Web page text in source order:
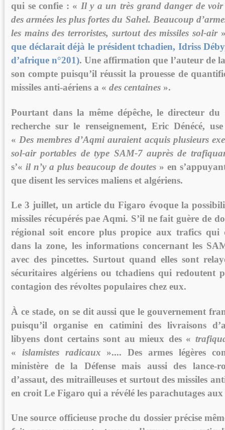
qui se confie : « Il y a un très grand danger de voir
des armées les plus fortes du Sahel. Beaucoup
les mains des terroristes, surtout des missiles sol-air
que déclarait déjà le président tchadien, Idriss
d’afrique n°201). Une affirmation que l’auteur de
son compte puisqu’il réussit la prouesse de
missiles anti-aériens a « des centaines ».
Pourtant dans la même dépêche, le directeur du
recherche sur le renseignement, Eric Dénécé,
« Des membres d’Aqmi auraient acquis plusieurs
sol-air portables de type SAM-7 auprès de
s’« il n’y a plus beaucoup de doutes » en
que disent les services maliens et algériens.
Le 3 juillet, un article du Figaro évoque la
missiles récupérés pae Aqmi. S’il ne fait guère de
régional soit encore plus propice aux trafics qui
dans la zone, les informations concernant les
avec des pincettes. Surtout quand elles sont
sécuritaires algériens ou tchadiens qui redoutent
contagion des révoltes populaires chez eux.
À ce stade, on se dit aussi que le gouvernement
puisqu’il organise en catimini des livrai­sons
libyens dont certains sont au mieux des «
« islamistes radicaux ».... Des armes légères
ministère de la Défense mais aussi des lance-
d’assaut, des mitrailleuses et surtout des missiles
en croit Le Figaro qui a révélé les parachutages aux
Une source officieuse proche du dossier précise